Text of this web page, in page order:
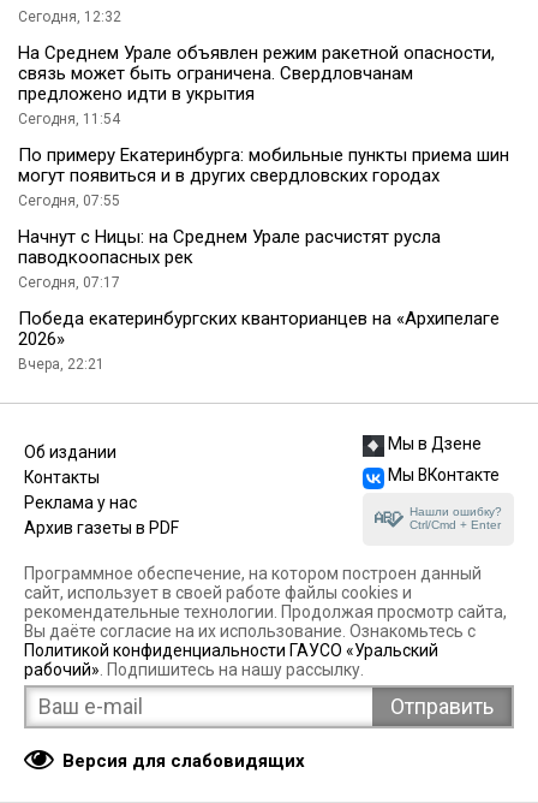
Сегодня, 12:32
На Среднем Урале объявлен режим ракетной опасности,
связь может быть ограничена. Свердловчанам
предложено идти в укрытия
Сегодня, 11:54
По примеру Екатеринбурга: мобильные пункты приема шин
могут появиться и в других свердловских городах
Сегодня, 07:55
Начнут с Ницы: на Среднем Урале расчистят русла
паводкоопасных рек
Сегодня, 07:17
Победа екатеринбургских кванторианцев на «Архипелаге
2026»
Вчера, 22:21
Об издании
Контакты
Реклама у нас
Архив газеты в PDF
Мы в Дзене
Мы ВКонтакте
Нашли ошибку?
Ctrl/Cmd + Enter
Программное обеспечение, на котором построен данный
сайт, использует в своей работе файлы cookies и
рекомендательные технологии. Продолжая просмотр сайта,
Вы даёте согласие на их использование. Ознакомьтесь с
Политикой конфиденциальности ГАУСО «Уральский
рабочий» . Подпишитесь на нашу рассылку.
Версия для слабовидящих